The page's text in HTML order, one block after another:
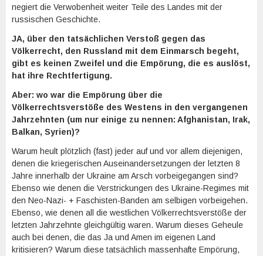
negiert die Verwobenheit weiter Teile des Landes mit der
russischen Geschichte.
JA, über den tatsächlichen Verstoß gegen das
Völkerrecht, den Russland mit dem Einmarsch begeht,
gibt es keinen Zweifel und die Empörung, die es auslöst,
hat ihre Rechtfertigung.
Aber: wo war die Empörung über die
Völkerrechtsverstöße des Westens in den vergangenen
Jahrzehnten (um nur einige zu nennen: Afghanistan, Irak,
Balkan, Syrien)?
Warum heult plötzlich (fast) jeder auf und vor allem diejenigen,
denen die kriegerischen Auseinandersetzungen der letzten 8
Jahre innerhalb der Ukraine am Arsch vorbeigegangen sind?
Ebenso wie denen die Verstrickungen des Ukraine-Regimes mit
den Neo-Nazi- + Faschisten-Banden am selbigen vorbeigehen.
Ebenso, wie denen all die westlichen Völkerrechtsverstöße der
letzten Jahrzehnte gleichgültig waren. Warum dieses Geheule
auch bei denen, die das Ja und Amen im eigenen Land
kritisieren? Warum diese tatsächlich massenhafte Empörung,